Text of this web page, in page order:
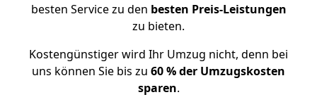
besten Service zu den besten Preis-Leistungen
zu bieten.
Kostengünstiger wird Ihr Umzug nicht, denn bei
uns können Sie bis zu 60 % der Umzugskosten
sparen.